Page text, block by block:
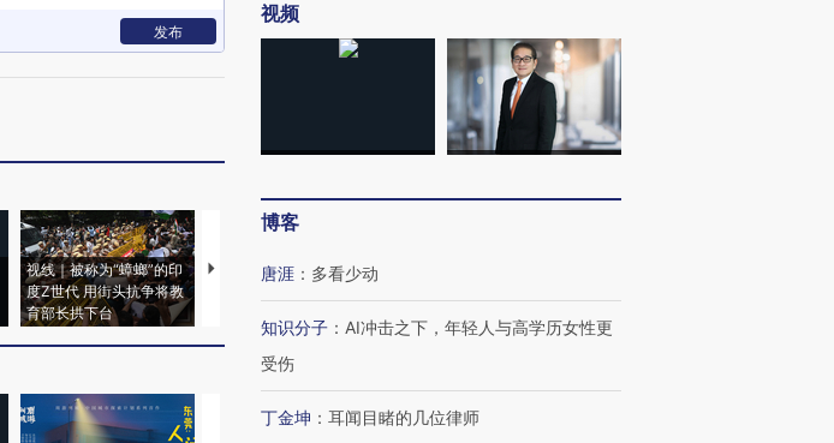
发布
视线｜被称为“蟑螂”的印
度Z世代 用街头抗争将教
育部长拱下台
视线｜“入侵”还是“人道危
视频
博客
唐涯 ： 多看少动
知识分子 ： AI冲击之下，年轻人与高学历女性更
受伤
丁金坤 ： 耳闻目睹的几位律师